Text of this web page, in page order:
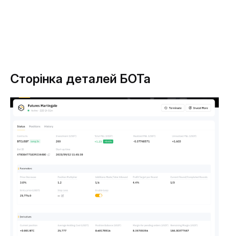
Сторінка деталей БОТа